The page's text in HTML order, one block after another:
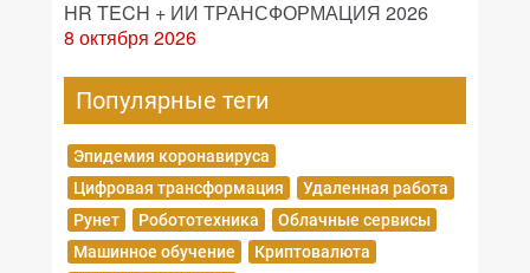
HR TECH + ИИ ТРАНСФОРМАЦИЯ 2026
8 октября 2026
Популярные теги
Эпидемия коронавируса
Цифровая трансформация
Удаленная работа
Рунет
Робототехника
Облачные сервисы
Машинное обучение
Криптовалюта